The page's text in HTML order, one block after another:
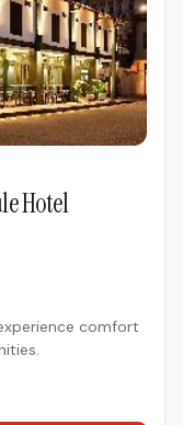
Hotel
comfort